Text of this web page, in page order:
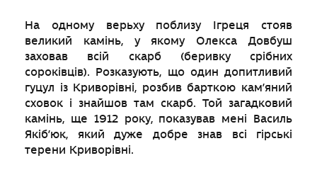
На одному верьху поблизу Ігреця стояв
великий камінь, у якому Олекса Довбуш
заховав всій скарб (беривку срібних
сороківців). Розказують, що один допитливий
гуцул із Криворівні, розбив барткою кам’яний
сховок і знайшов там скарб. Той загадковий
камінь, ще 1912 року, показував мені Василь
Якіб’юк, який дуже добре знав всі гірські
терени Криворівні.